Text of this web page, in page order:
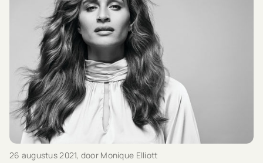
26 augustus 2021, door Monique Elliott